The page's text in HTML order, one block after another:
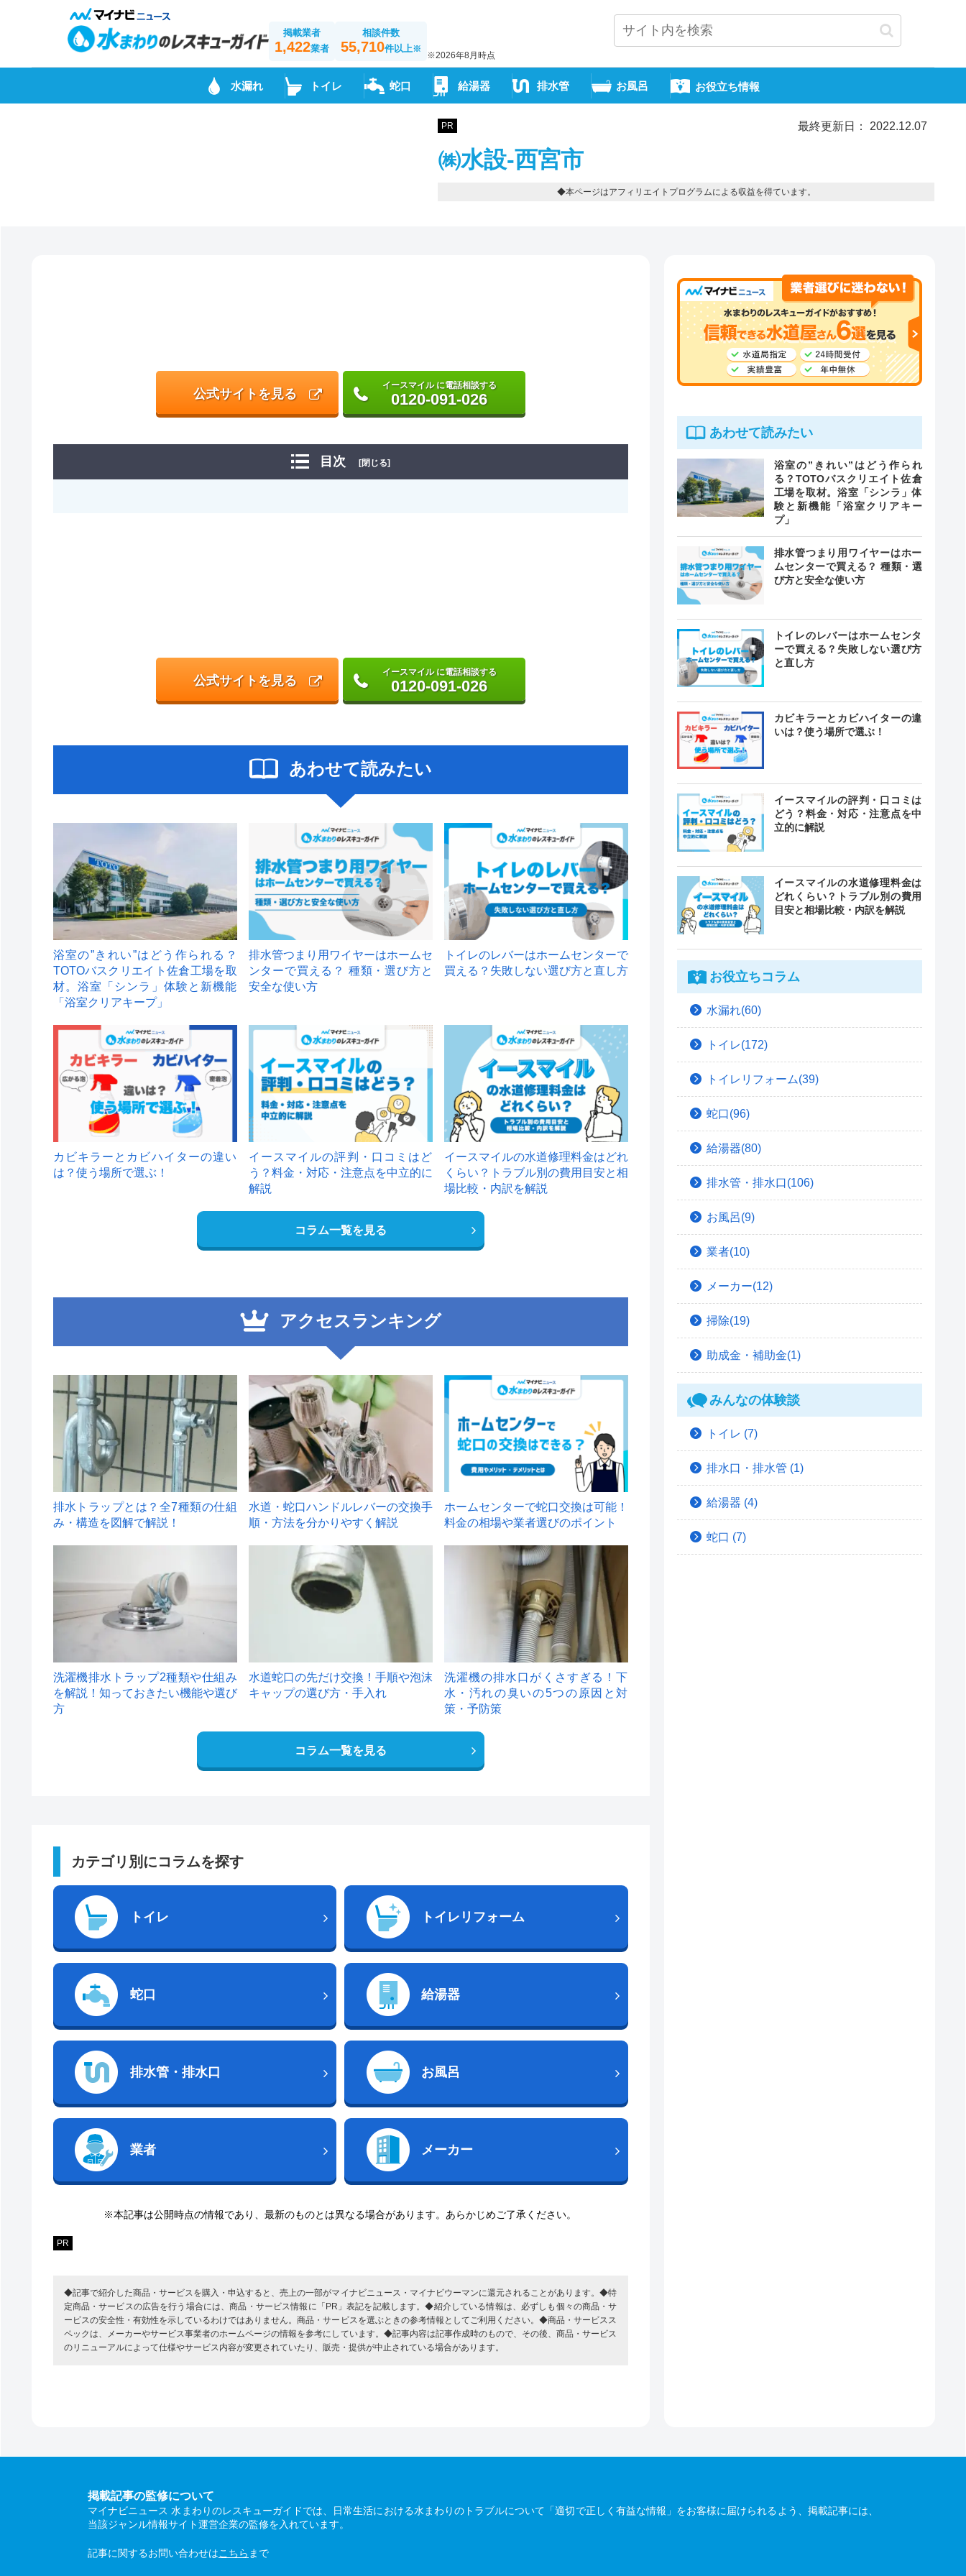
掲載業者
1,422業者
相談件数
55,710件以上※
※2026年8月時点
水漏れ トイレ 蛇口 給湯器 排水管 お風呂 お役立ち情報
PR 最終更新日： 2022.12.07
㈱水設-西宮市
◆本ページはアフィリエイトプログラムによる収益を得ています。
公式サイトを見る
イースマイル に電話相談する
0120-091-026
目次 [閉じる]
公式サイトを見る
イースマイル に電話相談する
0120-091-026
あわせて読みたい
浴室の”きれい”はどう作られる？
TOTOバスクリエイト佐倉工場を取
材。浴室「シンラ」体験と新機能
「浴室クリアキープ」
排水管つまり用ワイヤーはホームセ
ンターで買える？ 種類・選び方と
安全な使い方
トイレのレバーはホームセンターで
買える？失敗しない選び方と直し方
カビキラーとカビハイターの違い
は？使う場所で選ぶ！
イースマイルの評判・口コミはど
う？料金・対応・注意点を中立的に
解説
イースマイルの水道修理料金はどれ
くらい？トラブル別の費用目安と相
場比較・内訳を解説
コラム一覧を見る
アクセスランキング
1
排水トラップとは？全7種類の仕組
み・構造を図解で解説！
2
水道・蛇口ハンドルレバーの交換手
順・方法を分かりやすく解説
ホームセンターで蛇口交換は可能！
料金の相場や業者選びのポイント
洗濯機排水トラップ2種類や仕組み
を解説！知っておきたい機能や選び
方
水道蛇口の先だけ交換！手順や泡沫
キャップの選び方・手入れ
洗濯機の排水口がくさすぎる！下
水・汚れの臭いの5つの原因と対
策・予防策
コラム一覧を見る
カテゴリ別にコラムを探す
トイレ トイレリフォーム
蛇口 給湯器
排水管・排水口 お風呂
業者 メーカー
※本記事は公開時点の情報であり、最新のものとは異なる場合があります。あらかじめご了承ください。
PR
◆記事で紹介した商品・サービスを購入・申込すると、売上の一部がマイナビニュース・マイナビウーマンに還元されることがあります。◆特
定商品・サービスの広告を行う場合には、商品・サービス情報に「PR」表記を記載します。◆紹介している情報は、必ずしも個々の商品・サ
ービスの安全性・有効性を示しているわけではありません。商品・サービスを選ぶときの参考情報としてご利用ください。◆商品・サービスス
ペックは、メーカーやサービス事業者のホームページの情報を参考にしています。◆記事内容は記事作成時のもので、その後、商品・サービス
のリニューアルによって仕様やサービス内容が変更されていたり、販売・提供が中止されている場合があります。
あわせて読みたい
浴室の”きれい”はどう作られ
る？TOTOバスクリエイト佐倉
工場を取材。浴室「シンラ」体
験と新機能「浴室クリアキー
プ」
排水管つまり用ワイヤーはホー
ムセンターで買える？ 種類・選
び方と安全な使い方
トイレのレバーはホームセンタ
ーで買える？失敗しない選び方
と直し方
カビキラーとカビハイターの違
いは？使う場所で選ぶ！
イースマイルの評判・口コミは
どう？料金・対応・注意点を中
立的に解説
イースマイルの水道修理料金は
どれくらい？トラブル別の費用
目安と相場比較・内訳を解説
お役立ちコラム
水漏れ(60)
トイレ(172)
トイレリフォーム(39)
蛇口(96)
給湯器(80)
排水管・排水口(106)
お風呂(9)
業者(10)
メーカー(12)
掃除(19)
助成金・補助金(1)
みんなの体験談
トイレ (7)
排水口・排水管 (1)
給湯器 (4)
蛇口 (7)
掲載記事の監修について
マイナビニュース 水まわりのレスキューガイドでは、日常生活における水まわりのトラブルについて「適切で正しく有益な情報」をお客様に届けられるよう、掲載記事には、
当該ジャンル情報サイト運営企業の監修を入れています。
記事に関するお問い合わせはこちら まで